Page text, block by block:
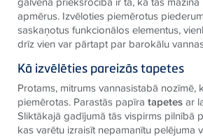
apmērus. Izvēloties piemērotus
saskaņotus funkcionālos elementus,
drīz vien var pārtapt par barokālu
Kā izvēlēties pareizās tapetes
Protams, mitrums vannasistabā nozīmē,
piemērotas. Parastās papīra tapetesar
Sliktākajā gadījumā tās vispirms pilnībā
kas varētu izraisīt nepamanītu pelējuma